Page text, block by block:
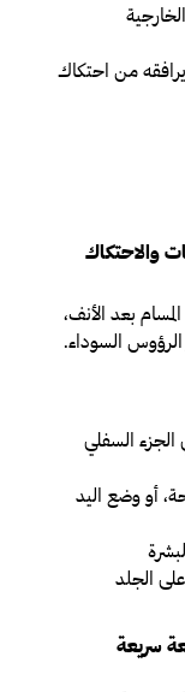
من احتكاك
والاحتكاك
بعد الأنف،
السوداء.
الجزء السفلي
أو وضع اليد
الجلد
سريعة